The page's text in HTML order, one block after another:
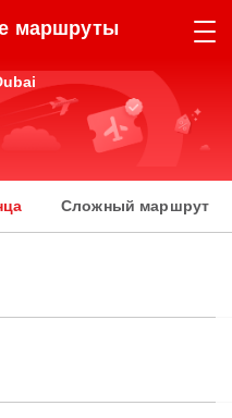
маршруты
Сложный маршрут